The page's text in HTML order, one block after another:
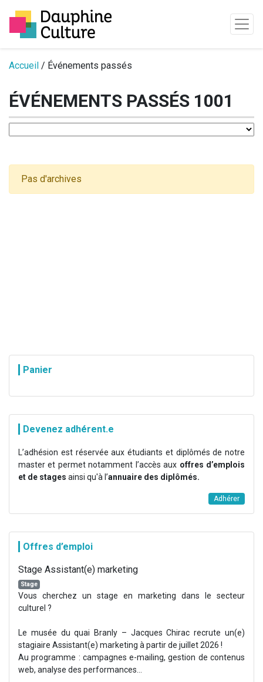
Passer au contenu
Accueil / Événements passés
ÉVÉNEMENTS PASSÉS 1001
Pas d'archives
Panier
Devenez adhérent.e
L’adhésion est réservée aux étudiants et diplômés de notre
master et permet notamment l’accès aux offres d’emplois
et de stages ainsi qu'à l’annuaire des diplômés.
Adhérer
Offres d’emploi
Stage Assistant(e) marketing
Stage
Vous cherchez un stage en marketing dans le secteur
culturel ?
Le musée du quai Branly – Jacques Chirac recrute un(e)
stagiaire Assistant(e) marketing à partir de juillet 2026 !
Au programme : campagnes e-mailing, gestion de contenus
web, analyse des performances...